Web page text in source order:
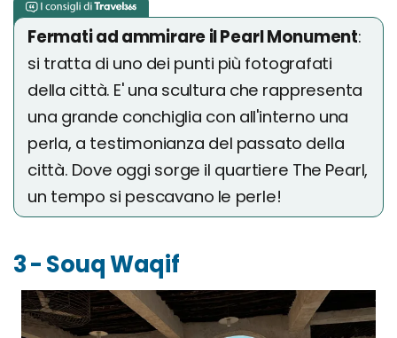
Fermati ad ammirare il Pearl Monument:
si tratta di uno dei punti più fotografati
della città. E' una scultura che rappresenta
una grande conchiglia con all'interno una
perla, a testimonianza del passato della
città. Dove oggi sorge il quartiere The Pearl,
un tempo si pescavano le perle!
3 - Souq Waqif